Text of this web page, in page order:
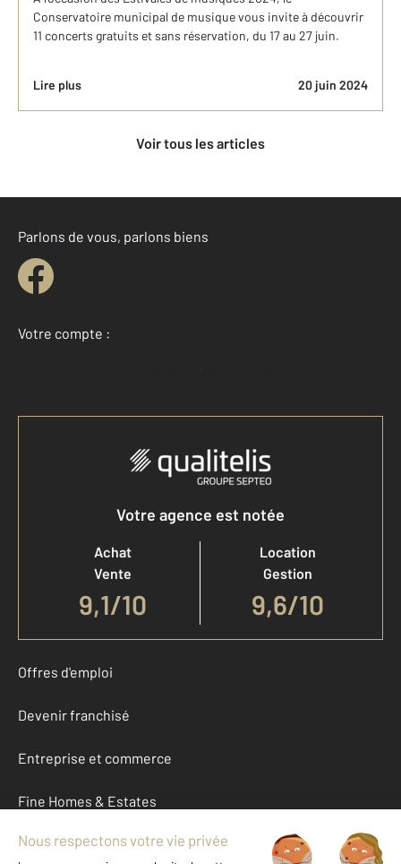
Conservatoire municipal de musique vous invite à découvrir
11 concerts gratuits et sans réservation, du 17 au 27 juin.
Lire plus 20 juin 2024
Voir tous les articles
Parlons de vous, parlons biens
Votre compte :
Accéder à mon compte
Votre agence est notée
Achat
Vente
9,1/10
Location
Gestion
9,6/10
Offres d'emploi
Devenir franchisé
Entreprise et commerce
Fine Homes & Estates
À propos